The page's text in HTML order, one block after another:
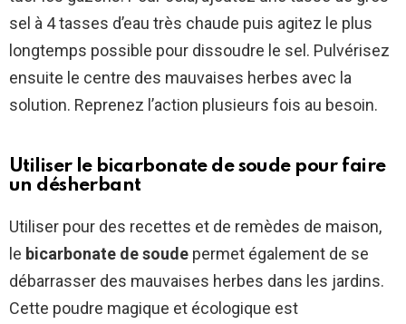
sel à 4 tasses d’eau très chaude puis agitez le plus
longtemps possible pour dissoudre le sel. Pulvérisez
ensuite le centre des mauvaises herbes avec la
solution. Reprenez l’action plusieurs fois au besoin.
Utiliser le bicarbonate de soude pour faire
un désherbant
Utiliser pour des recettes et de remèdes de maison,
le bicarbonate de soude permet également de se
débarrasser des mauvaises herbes dans les jardins.
Cette poudre magique et écologique est